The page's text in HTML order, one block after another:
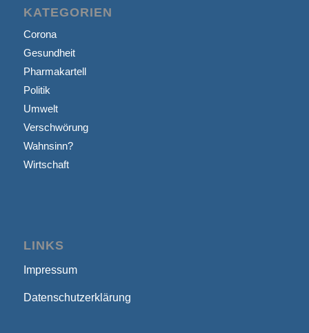
KATEGORIEN
Corona
Gesundheit
Pharmakartell
Politik
Umwelt
Verschwörung
Wahnsinn?
Wirtschaft
LINKS
Impressum
Datenschutzerklärung